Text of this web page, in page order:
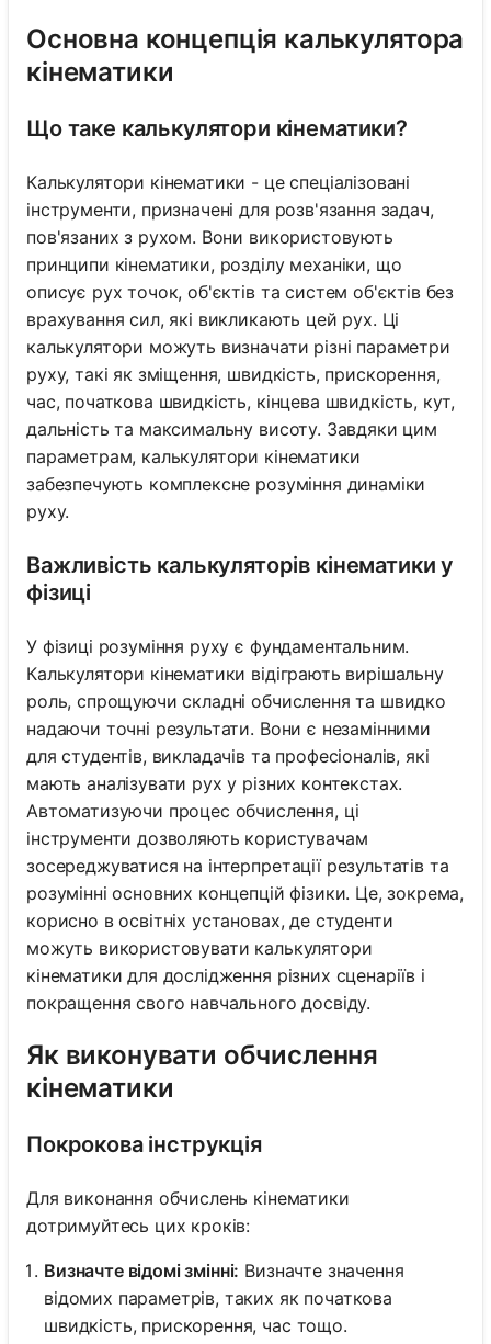
Основна концепція калькулятора
кінематики
Що таке калькулятори кінематики?
Калькулятори кінематики - це спеціалізовані
інструменти, призначені для розв'язання задач,
пов'язаних з рухом. Вони використовують
принципи кінематики, розділу механіки, що
описує рух точок, об'єктів та систем об'єктів без
врахування сил, які викликають цей рух. Ці
калькулятори можуть визначати різні параметри
руху, такі як зміщення, швидкість, прискорення,
час, початкова швидкість, кінцева швидкість, кут,
дальність та максимальну висоту. Завдяки цим
параметрам, калькулятори кінематики
забезпечують комплексне розуміння динаміки
руху.
Важливість калькуляторів кінематики у
фізиці
У фізиці розуміння руху є фундаментальним.
Калькулятори кінематики відіграють вирішальну
роль, спрощуючи складні обчислення та швидко
надаючи точні результати. Вони є незамінними
для студентів, викладачів та професіоналів, які
мають аналізувати рух у різних контекстах.
Автоматизуючи процес обчислення, ці
інструменти дозволяють користувачам
зосереджуватися на інтерпретації результатів та
розумінні основних концепцій фізики. Це, зокрема,
корисно в освітніх установах, де студенти
можуть використовувати калькулятори
кінематики для дослідження різних сценаріїв і
покращення свого навчального досвіду.
Як виконувати обчислення
кінематики
Покрокова інструкція
Для виконання обчислень кінематики
дотримуйтесь цих кроків:
Визначте відомі змінні: Визначте значення
відомих параметрів, таких як початкова
швидкість, прискорення, час тощо.